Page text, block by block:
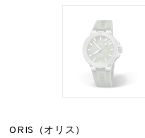
ORIS（オリス）